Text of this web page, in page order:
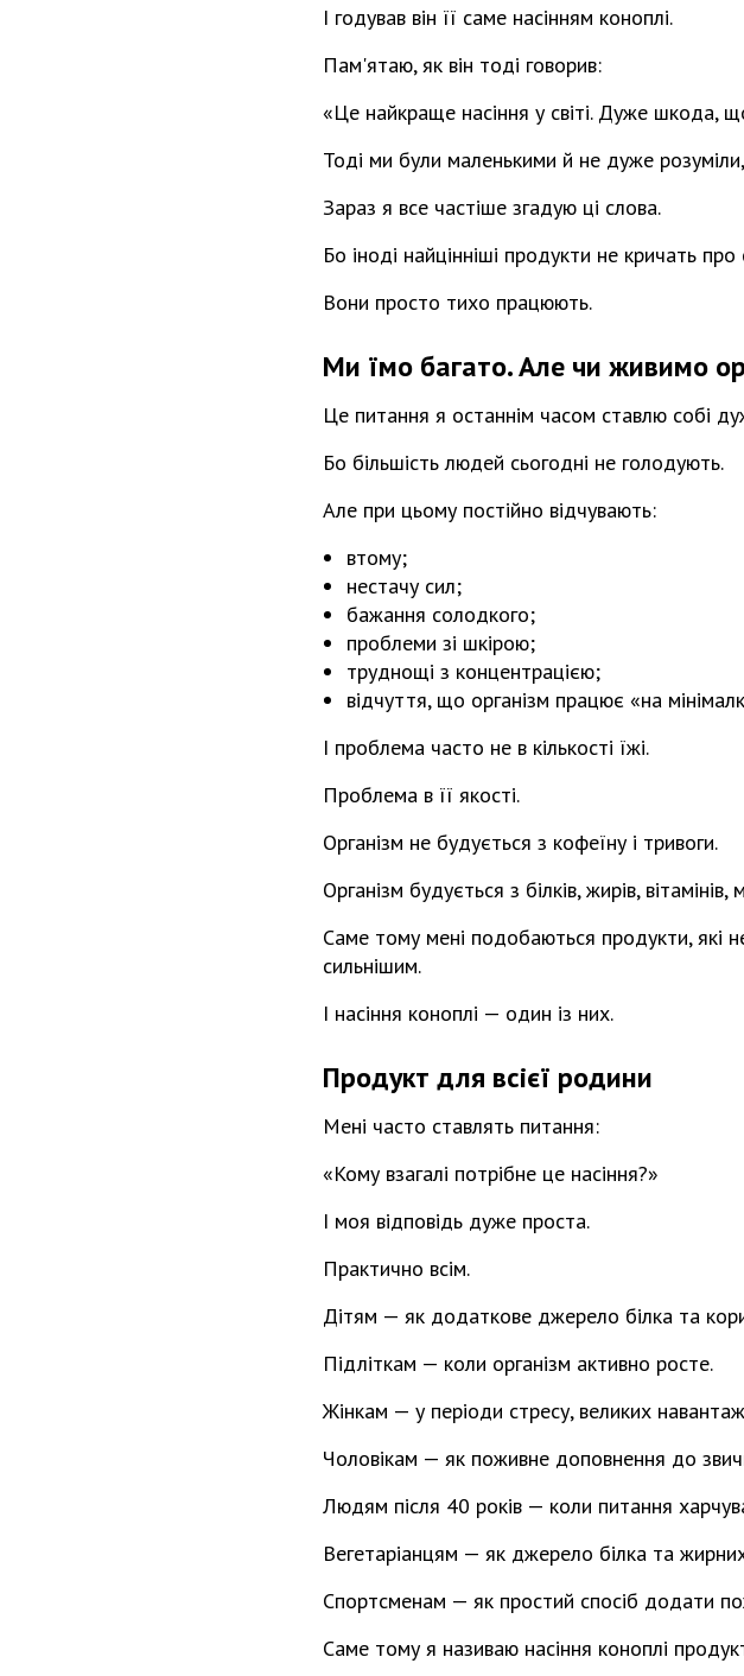
І годував він її саме насінням коноплі.
Пам'ятаю, як він тоді говорив:
«Це найкраще насіння у світі. Дуже шкода,
Тоді ми були маленькими й не дуже
Зараз я все частіше згадую ці слова.
Бо іноді найцінніші продукти не кричать
Вони просто тихо працюють.
Ми їмо багато. Але чи живимо
Це питання я останнім часом ставлю собі
Бо більшість людей сьогодні не голодують.
Але при цьому постійно відчувають:
втому;
нестачу сил;
бажання солодкого;
проблеми зі шкірою;
труднощі з концентрацією;
відчуття, що організм працює «на
І проблема часто не в кількості їжі.
Проблема в її якості.
Організм не будується з кофеїну і тривоги.
Організм будується з білків, жирів, вітамінів,
Саме тому мені подобаються продукти, які
сильнішим.
І насіння коноплі — один із них.
Продукт для всієї родини
Мені часто ставлять питання:
«Кому взагалі потрібне це насіння?»
І моя відповідь дуже проста.
Практично всім.
Дітям — як додаткове джерело білка та
Підліткам — коли організм активно росте.
Жінкам — у періоди стресу, великих
Чоловікам — як поживне доповнення до
Людям після 40 років — коли питання
Вегетаріанцям — як джерело білка та
Спортсменам — як простий спосіб додати
Саме тому я називаю насіння коноплі